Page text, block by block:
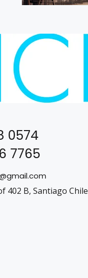
0574
7765
402 B, Santiago Chile